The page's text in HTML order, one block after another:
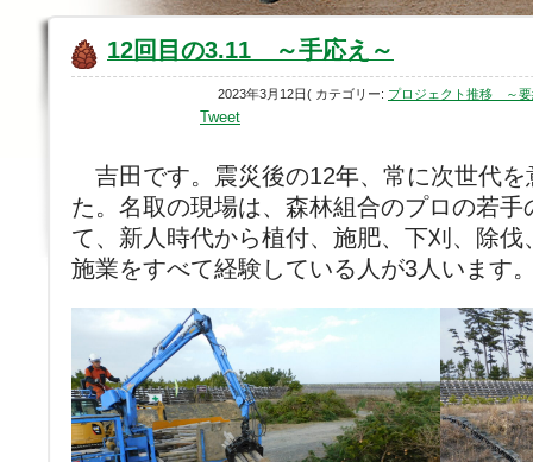
12回目の3.11 ～手応え～
2023年3月12日( カテゴリー: プロジェクト推移 ～要
Tweet
吉田です。震災後の12年、常に次世代を
た。名取の現場は、森林組合のプロの若
て、新人時代から植付、施肥、下刈、除
施業をすべて経験している人が3人います